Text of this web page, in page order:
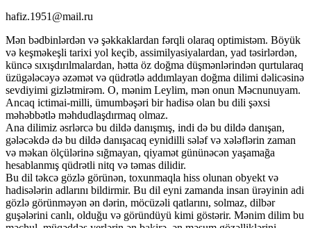
hafiz.1951@mail.ru
Mən bədbinlərdən və şəkkaklardan fərqli olaraq optimistəm. Böyük
və keşməkeşli tarixi yol keçib, assimilyasiyalardan, yad təsirlərdən,
küncə sıxışdırılmalardan, hətta öz doğma düşmənlərindən qurtularaq
üzügələcəyə əzəmət və qüdrətlə addımlayan doğma dilimi dəlicəsinə
sevdiyimi gizlətmirəm. O, mənim Leylim, mən onun Məcnunuyam.
Ancaq ictimai-milli, ümumbəşəri bir hadisə olan bu dili şəxsi
məhəbbətlə məhdudlaşdırmaq olmaz.
Ana dilimiz əsrlərcə bu dildə danışmış, indi də bu dildə danışan,
gələcəkdə də bu dildə danışacaq eynidilli sələf və xələflərin zaman
və məkan ölçülərinə sığmayan, qiyamət gününəcən yaşamağa
hesablanmış qüdrətli nitq və təmas dilidir.
Bu dil təkcə gözlə görünən, toxunmaqla hiss olunan obyekt və
hadisələrin adlarını bildirmir. Bu dil eyni zamanda insan ürəyinin adi
gözlə görünməyən ən dərin, möcüzəli qatlarını, solmaz, dilbər
guşələrini canlı, olduğu və göründüyü kimi göstərir. Mənim dilim bu